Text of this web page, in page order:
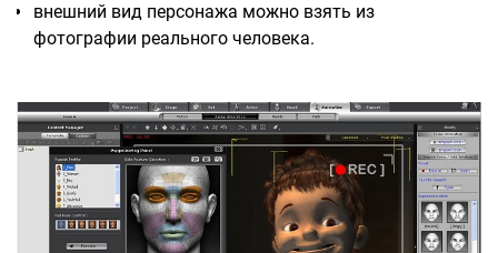
внешний вид персонажа можно взять из
фотографии реального человека.